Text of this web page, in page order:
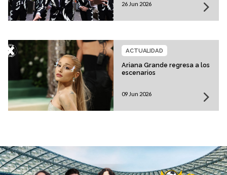
26 Jun 2026
Ariana Grande regresa a los
escenarios
ACTUALIDAD
09 Jun 2026